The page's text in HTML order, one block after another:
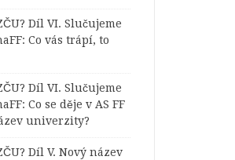
Díl VI. Slučujeme
: Co vás trápí, to
Díl VI. Slučujeme
: Co se děje v AS FF
univerzity?
Díl V. Nový název